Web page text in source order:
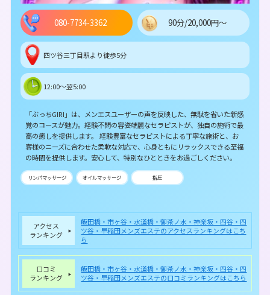
080-7734-3362 90分/20,000円～
四ツ谷三丁目駅より徒歩5分
12:00～翌5:00
「ぶっちGIRI」は、メンエスユーザーの声を反映した、無駄を省いた新感
覚のコースが魅力。経験不問の容姿端麗なセラピストが、独自の施術で最
高の癒しを提供します。 経験豊富なセラピストによる丁寧な施術と、お
客様のニーズに合わせた柔軟な対応で、心身ともにリラックスできる至福
の時間を提供します。安心して、特別なひとときをお過ごしください。
リンパマッサージ オイルマッサージ 指圧
アクセス
ランキング
飯田橋・市ヶ谷・水道橋・御茶ノ水・神楽坂・四谷・四
ツ谷・早稲田メンズエステのアクセスランキングはこち
ら
口コミ
ランキング
飯田橋・市ヶ谷・水道橋・御茶ノ水・神楽坂・四谷・四
ツ谷・早稲田メンズエステの口コミランキングはこちら